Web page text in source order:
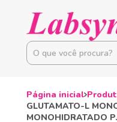
Página inicial
GLUTAMATO-L
MONOHIDRATADO